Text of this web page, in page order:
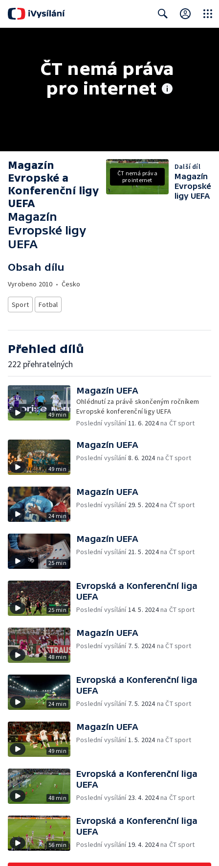
ČT nemá práva
pro internet
Magazín
Evropské a
Konferenční ligy
UEFA
Magazín
Evropské ligy
UEFA
Obsah dílu
Vyrobeno 2010 • Česko
Sport Fotbal
ČT nemá práva
pro internet
Další díl
Magazín
Evropské
ligy UEFA
Přehled dílů
222 přehratelných
49 min
Magazín UEFA
Ohlédnutí za právě skončeným ročníkem
Evropské konferenční ligy UEFA
Poslední vysílání11. 6. 2024na ČT sport
49 min
Magazín UEFA
Poslední vysílání8. 6. 2024na ČT sport
24 min
Magazín UEFA
Poslední vysílání 29. 5. 2024na ČT sport
25 min
Magazín UEFA
Poslední vysílání 21. 5. 2024na ČT sport
25 min
Evropská a Konferenční liga
UEFA
Poslední vysílání14. 5. 2024na ČT sport
48 min
Magazín UEFA
Poslední vysílání 7. 5. 2024na ČT sport
24 min
Evropská a Konferenční liga
UEFA
Poslední vysílání 7. 5. 2024na ČT sport
49 min
Magazín UEFA
Poslední vysílání1. 5. 2024na ČT sport
48 min
Evropská a Konferenční liga
UEFA
Poslední vysílání 23. 4. 2024na ČT sport
56 min
Evropská a Konferenční liga
UEFA
Poslední vysílání19. 4. 2024na ČT sport